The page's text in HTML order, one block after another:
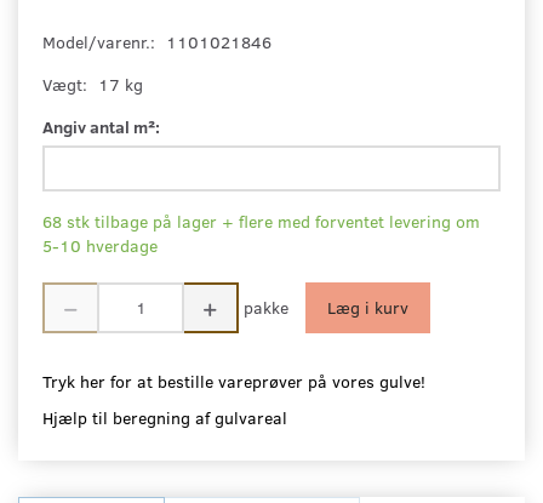
Model/varenr.:
1101021846
Vægt:
17 kg
Angiv antal m²:
68 stk tilbage på lager + flere med forventet levering om
5-10 hverdage
pakke Læg i kurv
Tryk her for at bestille vareprøver på vores gulve!
Hjælp til beregning af gulvareal